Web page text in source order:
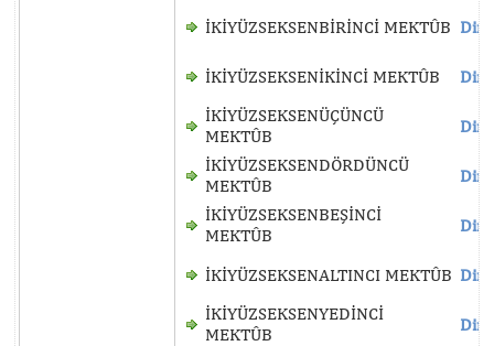
İKİYÜZSEKSENBİRİNCİ MEKTÛB
İKİYÜZSEKSENİKİNCİ MEKTÛB
İKİYÜZSEKSENÜÇÜNCÜ
MEKTÛB
İKİYÜZSEKSENDÖRDÜNCÜ
MEKTÛB
İKİYÜZSEKSENBEŞİNCİ
MEKTÛB
İKİYÜZSEKSENALTINCI MEKTÛB
İKİYÜZSEKSENYEDİNCİ
MEKTÛB